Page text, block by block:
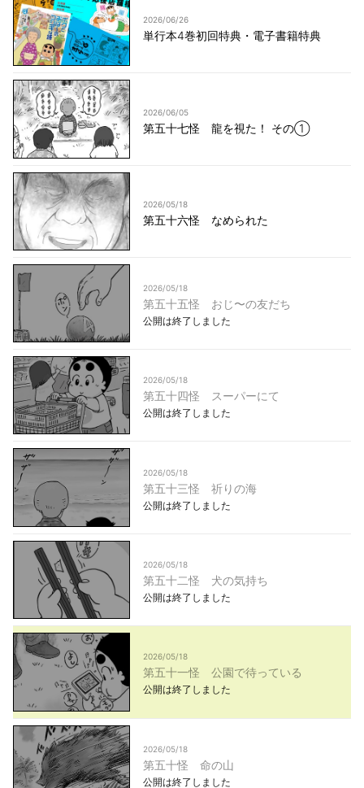
2026/06/26
単行本4巻初回特典・電子書籍特典
2026/06/05
第五十七怪 龍を視た！ その①
2026/05/18
第五十六怪 なめられた
2026/05/18
第五十五怪 おじ〜の友だち
公開は終了しました
2026/05/18
第五十四怪 スーパーにて
公開は終了しました
2026/05/18
第五十三怪 祈りの海
公開は終了しました
2026/05/18
第五十二怪 犬の気持ち
公開は終了しました
2026/05/18
第五十一怪 公園で待っている
公開は終了しました
2026/05/18
第五十怪 命の山
公開は終了しました